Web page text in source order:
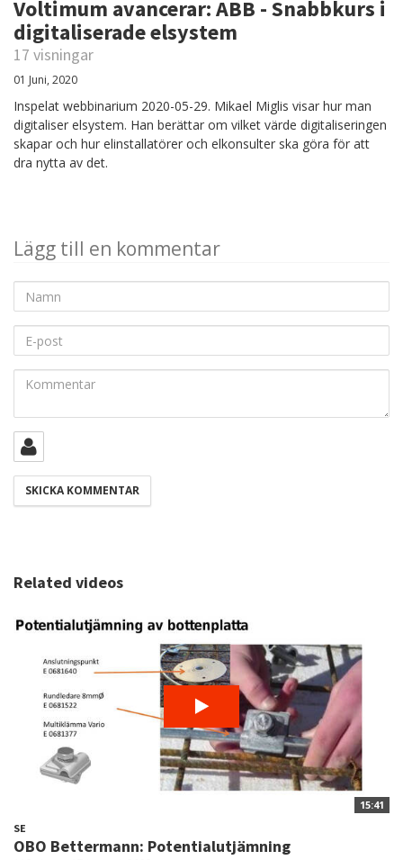
Voltimum avancerar: ABB - Snabbkurs i
digitaliserade elsystem
17 visningar
01 Juni, 2020
Inspelat webbinarium 2020-05-29. Mikael Miglis visar hur man
digitaliser elsystem. Han berättar om vilket värde digitaliseringen
skapar och hur elinstallatörer och elkonsulter ska göra för att
dra nytta av det.
Lägg till en kommentar
Namn
post
Kommentar
Related videos
15:41
SE
OBO Bettermann: Potentialutjämning